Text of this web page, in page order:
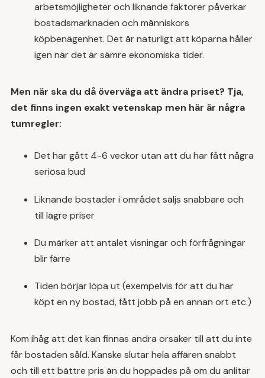
arbetsmöjligheter och liknande faktorer påverkar
bostadsmarknaden och människors
köpbenägenhet. Det är naturligt att köparna håller
igen när det är sämre ekonomiska tider.
Men när ska du då överväga att ändra priset? Tja,
det finns ingen exakt vetenskap men här är några
tumregler:
Det har gått 4-6 veckor utan att du har fått några
seriösa bud
Liknande bostäder i området säljs snabbare och
till lägre priser
Du märker att antalet visningar och förfrågningar
blir färre
Tiden börjar löpa ut (exempelvis för att du har
köpt en ny bostad, fått jobb på en annan ort etc.)
Kom ihåg att det kan finnas andra orsaker till att du inte
får bostaden såld. Kanske slutar hela affären snabbt
och till ett bättre pris än du hoppades på om du anlitar